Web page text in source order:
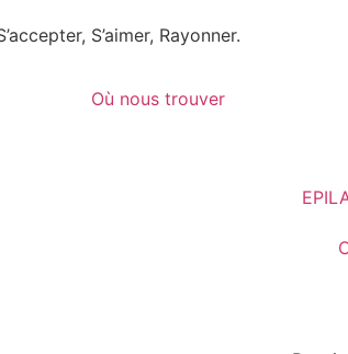
S’aimer, Rayonner.
Où nous trouver